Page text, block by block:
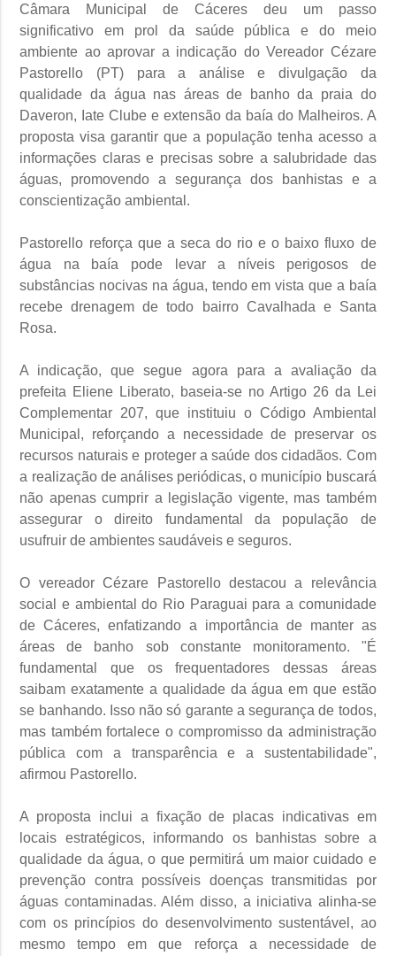
Câmara Municipal de Cáceres deu um passo
significativo em prol da saúde pública e do meio
ambiente ao aprovar a indicação do Vereador Cézare
Pastorello (PT) para a análise e divulgação da
qualidade da água nas áreas de banho da praia do
Daveron, Iate Clube e extensão da baía do Malheiros. A
proposta visa garantir que a população tenha acesso a
informações claras e precisas sobre a salubridade das
águas, promovendo a segurança dos banhistas e a
conscientização ambiental.
Pastorello reforça que a seca do rio e o baixo fluxo de
água na baía pode levar a níveis perigosos de
substâncias nocivas na água, tendo em vista que a baía
recebe drenagem de todo bairro Cavalhada e Santa
Rosa.
A indicação, que segue agora para a avaliação da
prefeita Eliene Liberato, baseia-se no Artigo 26 da Lei
Complementar 207, que instituiu o Código Ambiental
Municipal, reforçando a necessidade de preservar os
recursos naturais e proteger a saúde dos cidadãos. Com
a realização de análises periódicas, o município buscará
não apenas cumprir a legislação vigente, mas também
assegurar o direito fundamental da população de
usufruir de ambientes saudáveis e seguros.
O vereador Cézare Pastorello destacou a relevância
social e ambiental do Rio Paraguai para a comunidade
de Cáceres, enfatizando a importância de manter as
áreas de banho sob constante monitoramento. "É
fundamental que os frequentadores dessas áreas
saibam exatamente a qualidade da água em que estão
se banhando. Isso não só garante a segurança de todos,
mas também fortalece o compromisso da administração
pública com a transparência e a sustentabilidade",
afirmou Pastorello.
A proposta inclui a fixação de placas indicativas em
locais estratégicos, informando os banhistas sobre a
qualidade da água, o que permitirá um maior cuidado e
prevenção contra possíveis doenças transmitidas por
águas contaminadas. Além disso, a iniciativa alinha-se
com os princípios do desenvolvimento sustentável, ao
mesmo tempo em que reforça a necessidade de